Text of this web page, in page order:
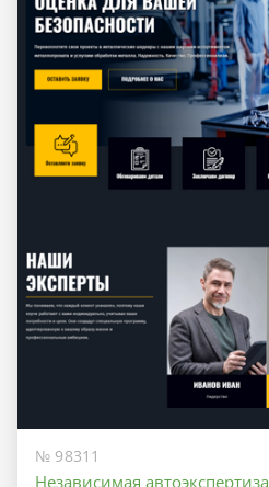
№ 98311
Независимая автоэкспертиза